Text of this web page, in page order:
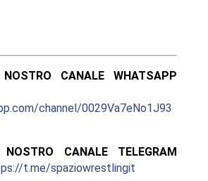
CANALE WHATSAPP
channel/0029Va7eNo1J93
CANALE TELEGRAM
t.me/spaziowrestlingit